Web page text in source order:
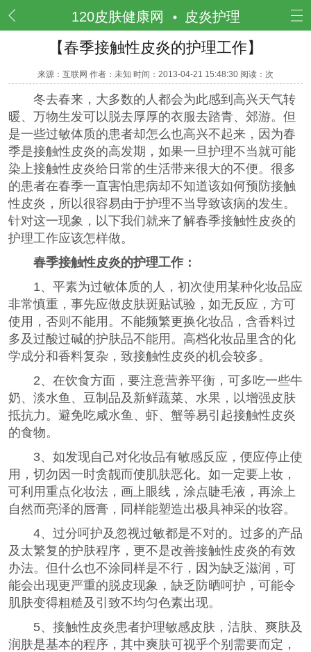
120皮肤健康网 皮炎护理
【春季接触性皮炎的护理工作】
来源：互联网 作者：未知 时间：2013-04-21 15:48:30 阅读： 次
冬去春来，大多数的人都会为此感到高兴天气转
暖、万物生发可以脱去厚厚的衣服去踏青、郊游。但
是一些过敏体质的患者却怎么也高兴不起来，因为春
季是接触性皮炎的高发期，如果一旦护理不当就可能
染上接触性皮炎给日常的生活带来很大的不便。很多
的患者在春季一直害怕患病却不知道该如何预防接触
性皮炎，所以很容易由于护理不当导致该病的发生。
针对这一现象，以下我们就来了解春季接触性皮炎的
护理工作应该怎样做。
春季接触性皮炎的护理工作：
1、平素为过敏体质的人，初次使用某种化妆品应
非常慎重，事先应做皮肤斑贴试验，如无反应，方可
使用，否则不能用。不能频繁更换化妆品，含香料过
多及过酸过碱的护肤品不能用。高档化妆品里含的化
学成分和香料复杂，致接触性皮炎的机会较多。
2、在饮食方面，要注意营养平衡，可多吃一些牛
奶、淡水鱼、豆制品及新鲜蔬菜、水果，以增强皮肤
抵抗力。避免吃咸水鱼、虾、蟹等易引起接触性皮炎
的食物。
3、如发现自己对化妆品有敏感反应，便应停止使
用，切勿因一时贪靓而使肌肤恶化。如一定要上妆，
可利用重点化妆法，画上眼线，涂点睫毛液，再涂上
自然而亮泽的唇膏，同样能塑造出极具神采的妆容。
4、过分呵护及忽视过敏都是不对的。过多的产品
及太繁复的护肤程序，更不是改善接触性皮炎的有效
办法。但什么也不涂同样是不行，因为缺乏滋润，可
能会出现更严重的脱皮现象，缺乏防晒呵护，可能令
肌肤变得粗糙及引致不均匀色素出现。
5、接触性皮炎患者护理敏感皮肤，洁肤、爽肤及
润肤是基本的程序，其中爽肤可视乎个别需要而定，